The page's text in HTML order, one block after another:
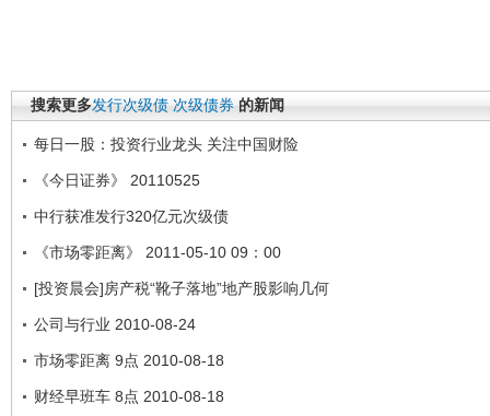
搜索更多发行次级债 次级债券 的新闻
每日一股：投资行业龙头 关注中国财险
《今日证券》 20110525
中行获准发行320亿元次级债
《市场零距离》 2011-05-10 09：00
[投资晨会]房产税“靴子落地”地产股影响几何
公司与行业 2010-08-24
市场零距离 9点 2010-08-18
财经早班车 8点 2010-08-18